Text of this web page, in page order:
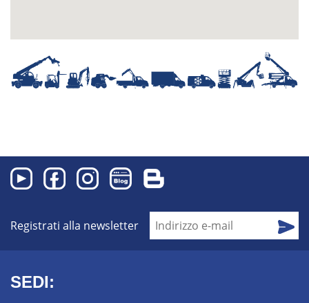
Registrati alla newsletter
SEDI: